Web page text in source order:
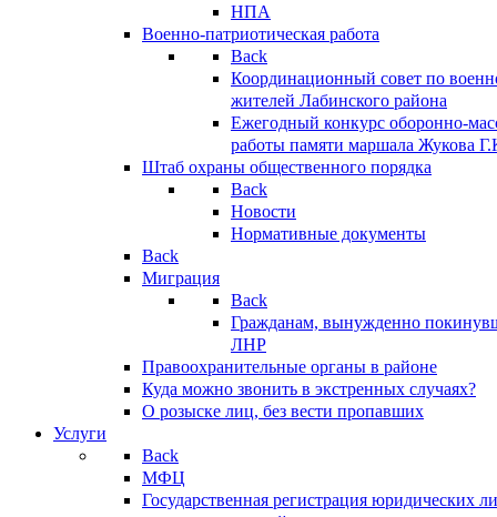
НПА
Военно-патриотическая работа
Back
Координационный совет по
жителей Лабинского района
Ежегодный конкурс оборонно-
работы памяти маршала Жукова
Штаб охраны общественного порядка
Back
Новости
Нормативные документы
Back
Миграция
Back
Гражданам, вынужденно
ЛНР
Правоохранительные органы в районе
Куда можно звонить в экстренных случаях?
О розыске лиц, без вести пропавших
Услуги
Back
МФЦ
Государственная регистрация юридических